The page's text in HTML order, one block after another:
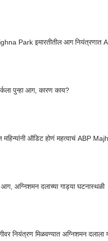
Park इमारतीतील आग नियंत्रणात
पुन्हा आग, कारण काय?
ऑडिट होणं महत्वाचं ABP
आग, अग्निशमन दलाच्या गाड्या घटनास्थळी
नियंत्रण मिळवण्यात अग्निशमन दलाला